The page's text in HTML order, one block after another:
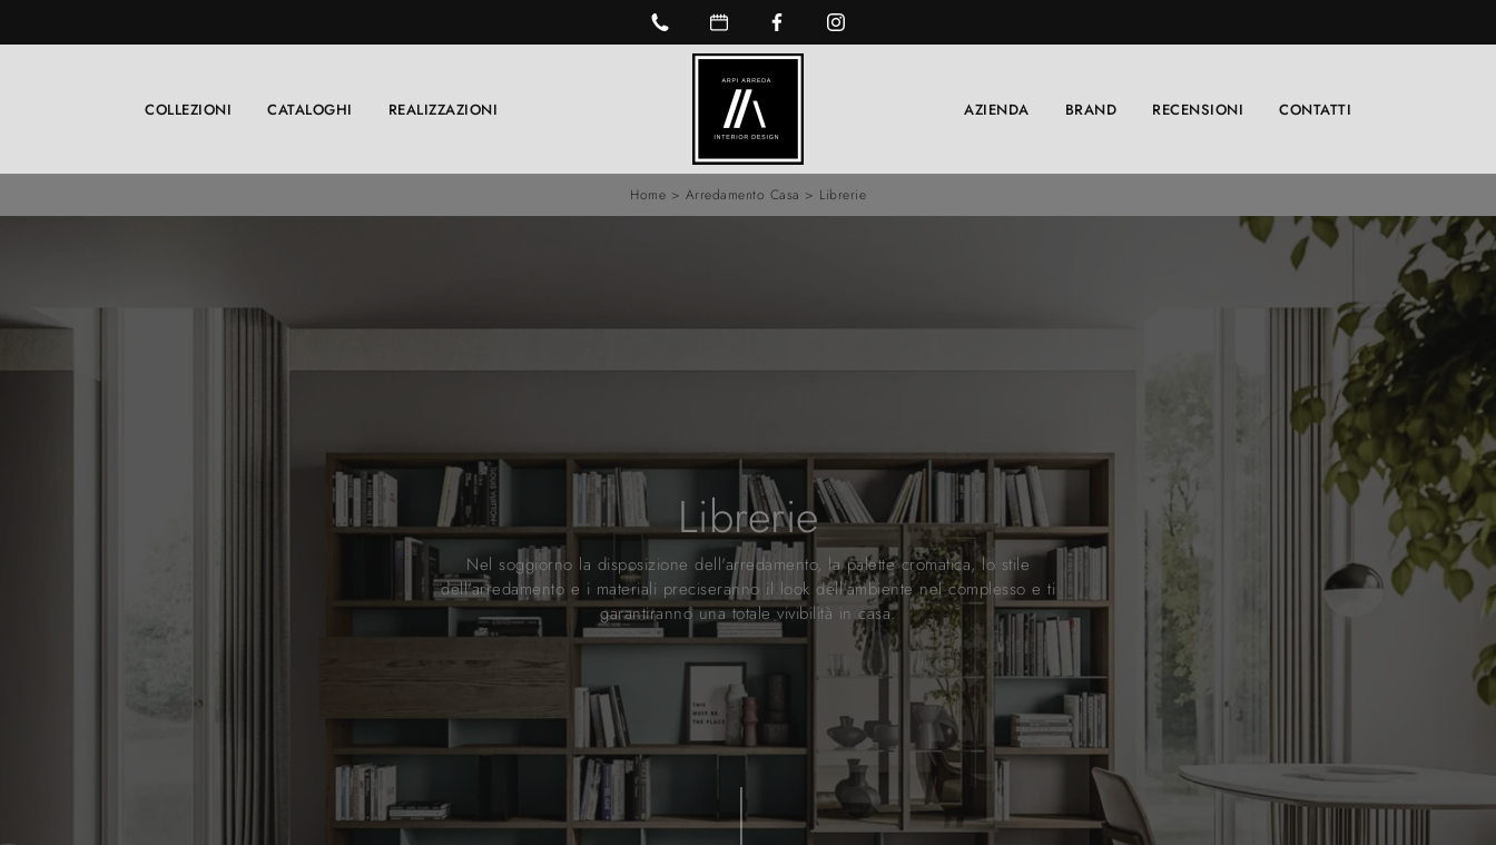
COLLEZIONI CATALOGHI REALIZZAZIONI AZIENDA BRAND RECENSIONI CONTATTI
Home > Arredamento Casa > Librerie
Librerie
Nel soggiorno la disposizione dell'arredamento, la palette cromatica, lo stile
dell'arredamento e i materiali preciseranno il look dell'ambiente nel complesso e ti
garantiranno una totale vivibilità in casa.